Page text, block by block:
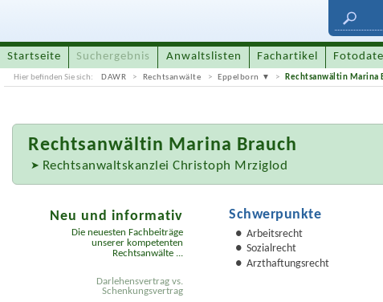
Startseite Suchergebnis Anwaltslisten Fachartikel
Hier befinden Sie sich: DAWR Rechtsanwälte Eppelborn Rechtsanwältin Marina
Rechtsanwältin Marina Brauch
Rechtsanwaltskanzlei Christoph Mrziglod
Schwerpunkte
Arbeitsrecht
Sozialrecht
Arzthaftungsrecht
Neu und informativ
Die neuesten Fachbeiträge
unserer kompetenten
Rechtsanwälte ...
Darlehensvertrag vs.
Schenkungsvertrag